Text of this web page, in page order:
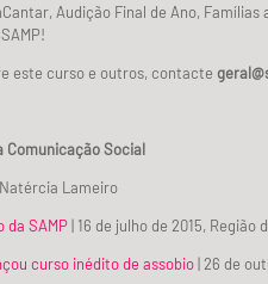
Audição Final de Ano,
este curso e outros, contacte
Comunicação Social
Lameiro
da SAMP| 16 de julho de 2015, Região
curso inédito de assobio| 26 de